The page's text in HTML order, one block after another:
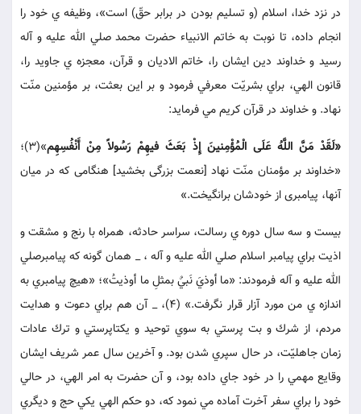
در نزد خدا، اسلام (و تسليم بودن در برابر حقّ) است»، وظيفه ي خود را
انجام داده، تا نوبت به خاتم الانبياء حضرت محمد صلي الله عليه و آله
رسيد و خداوند دين ايشان را، خاتم الاديان و قرآن، معجزه ي جاويد را،
قانون الهي، براي بشريّت معرفي فرمود و بر اين بعثت، بر مؤمنين منّت
نهاد. و خداوند در قرآن كريم مي فرمايد:
«لَقَدْ مَنَّ اللَّهُ عَلَى الْمُؤْمِنينَ إِذْ بَعَثَ فيهِمْ رَسُولاً مِنْ أَنْفُسِهِم
»(3)؛
«خداوند بر مؤمنان منّت نهاد [نعمت بزرگى بخشيد] هنگامى كه در ميان
آنها، پيامبرى از خودشان برانگيخت.»
بيست و سه سال دوره ي رسالت، سراسر حادثه، همراه با رنج و مشقت و
اذيت براي پيامبر اسلام صلي الله عليه و آله ، _ همان گونه كه پيامبرصلي
الله عليه و آله فرمودند: «ما أوذيَ نَبيٌ بمثلِ ما أوذيتُ»؛ «هيچ پيامبري به
اندازه ي من مورد آزار قرار نگرفت.» (4)، _ آن هم براي دعوت و هدايت
مردم، از شرك و بت پرستي به سوي توحيد و يكتاپرستي و ترك عادات
زمان جاهليّت، در حال سپري شدن بود. و آخرين سال عمر شريف ايشان
وقايع مهمي را در خود جاي داده بود، و آن حضرت به امر الهي، در حالي
خود را براي سفر آخرت آماده مي نمود كه، دو حكم الهي يكي حج و ديگري